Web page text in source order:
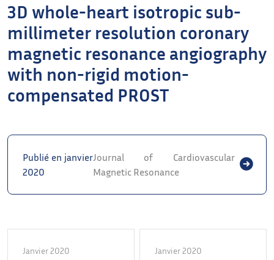
3D whole-heart isotropic sub-
millimeter resolution coronary
magnetic resonance angiography
with non-rigid motion-
compensated PROST
Publié en janvier
2020
Journal of Cardiovascular
Magnetic Resonance
Janvier 2020 Janvier 2020